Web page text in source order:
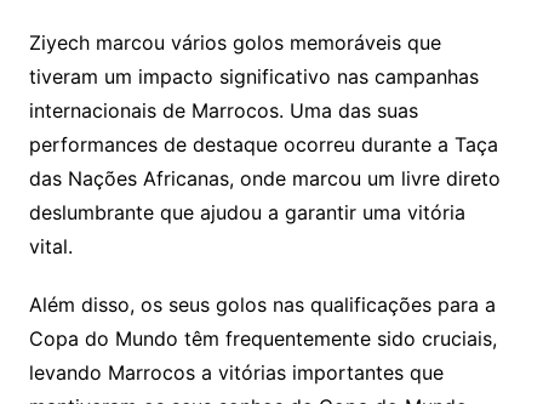
Ziyech marcou vários golos memoráveis que
tiveram um impacto significativo nas campanhas
internacionais de Marrocos. Uma das suas
performances de destaque ocorreu durante a Taça
das Nações Africanas, onde marcou um livre direto
deslumbrante que ajudou a garantir uma vitória
vital.
Além disso, os seus golos nas qualificações para a
Copa do Mundo têm frequentemente sido cruciais,
levando Marrocos a vitórias importantes que